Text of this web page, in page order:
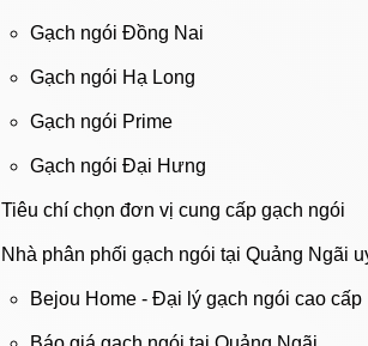
Gạch ngói Đồng Nai
Gạch ngói Hạ Long
Gạch ngói Prime
Gạch ngói Đại Hưng
Tiêu chí chọn đơn vị cung cấp gạch ngói
Nhà phân phối gạch ngói tại Quảng Ngãi
Bejou Home - Đại lý gạch ngói cao cấp